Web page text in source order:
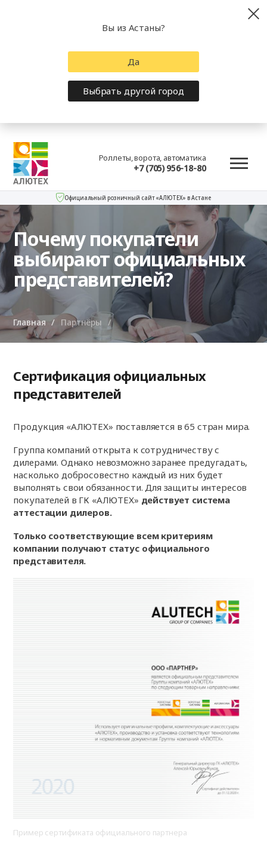
Роллеты, ворота, автоматика
+7 (705) 956-18-80
Официальный розничный сайт «АЛЮТЕХ» в Астане
Почему покупатели
выбирают официальных
представителей?
Главная Партнёры
Сертификация официальных
представителей
Пример сертификата официального партнера
Продукция «АЛЮТЕХ» поставляется в 65 стран мира.
Группа компаний открыта к сотрудничеству с
дилерами. Однако невозможно заранее предугадать,
насколько добросовестно каждый из них будет
выполнять свои обязанности. Для защиты интересов
покупателей в ГК «АЛЮТЕХ» действует система
аттестации дилеров.
Только соответствующие всем критериям
компании получают статус официального
представителя.
Вы из Астаны?
Да
Выбрать другой город